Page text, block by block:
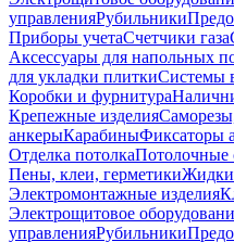
управленияРубильники
Приборы учетаСчетчики газа
Аксессуары для напольных
для укладки плиткиСистемы
Коробки и фурнитура
Крепежные изделия
анкерыКарабиныФиксаторы
Отделка потолкаПотолочные
Пены, клеи, герметики
Электромонтажные изделия
Электрощитовое
управленияРубильники